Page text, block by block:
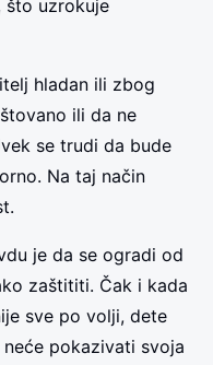
što uzrokuje
hladan ili zbog
ili da ne
se trudi da bude
Na taj način
je da se ogradi od
zaštititi. Čak i kada
sve po volji, dete
pokazivati svoja